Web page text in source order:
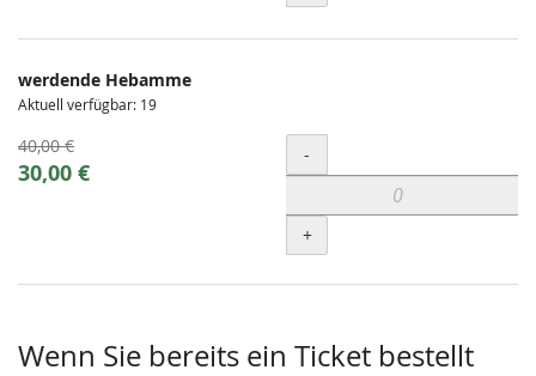
werdende Hebamme
Aktuell verfügbar: 19
Ursprünglicher
Preis:
40,00 €
Neuer
30,00 €
Menge
-
+
Wenn Sie bereits ein Ticket bestellt